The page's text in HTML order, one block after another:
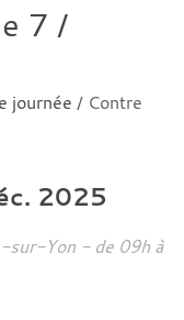
7 /
journée / Contre
2025
sur-Yon - de 09h à